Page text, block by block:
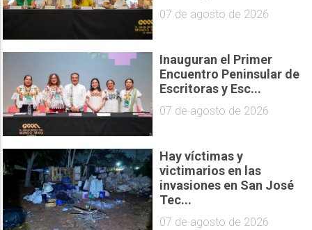
07 de agosto de 2026
Inauguran el Primer
Encuentro Peninsular de
Escritoras y Esc...
07 de agosto de 2026
Hay víctimas y
victimarios en las
invasiones en San José
Tec...
07 de agosto de 2026